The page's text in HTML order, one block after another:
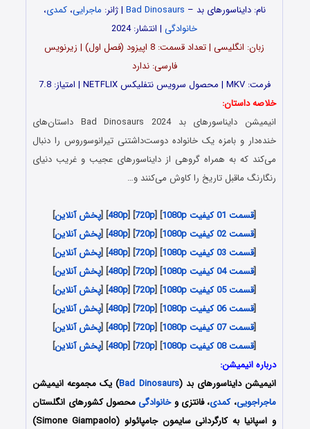
نام: دایناسورهای بد –
Bad Dinosaurs | ژانر: ماجرایی،کمدی،
خانوادگی | انتشار: 2024
زبان: انگلیسی | تعداد قسمت‌‌: 8 اپیزود (فصل اول) | زیرنویس
فارسی: ندارد
فرمت: MKV | محصول سرویس نتفلیکس NETFLIX | امتیاز: 7.8
خلاصه داستان:
انیمیشن دایناسورهای بد Bad Dinosaurs 2024 داستان‌های
خنده‌دار و بامزه یک خانواده دوست‌داشتنی تیرانوسوروس را دنبال
می‌کند که به همراه گروهی از دایناسورهای عجیب و غریب دنیای
رنگارنگ ماقبل تاریخ را کاوش می‌کنند و…
[قسمت 01 کیفیت 1080p ]
[
720p
] [
480p
] [پخش آنلاین]
[قسمت 02 کیفیت 1080p ]
[
720p
] [
480p
] [پخش آنلاین]
[قسمت 03 کیفیت 1080p ]
[
720p
] [
480p
] [پخش آنلاین]
[قسمت 04 کیفیت 1080p ]
[
720p
] [
480p
] [پخش آنلاین]
[قسمت 05 کیفیت 1080p ]
[
720p
] [
480p
] [پخش آنلاین]
[قسمت 06 کیفیت 1080p ]
[
720p
] [
480p
] [پخش آنلاین]
[قسمت 07 کیفیت 1080p ]
[
720p
] [
480p
] [پخش آنلاین]
[قسمت 08 کیفیت 1080p ]
[
720p
] [
480p
] [پخش آنلاین]
درباره انیمیشن:
انیمیشن دایناسورهای بد (Bad Dinosaurs) یک مجموعه انیمیشن
ماجراجویی،کمدی، فانتزی وخانوادگیمحصول کشورهای انگلستان
و اسپانیا به کارگردانی سایمون جامپائولو (Simone Giampaolo)